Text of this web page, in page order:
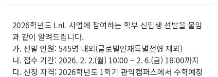
2026학년도 LnL 사업에 참여하는 학부 신입생 선발을 붙임
과 같이 알려드립니다.
가. 선발 인원: 545명 내외(글로벌인재특별전형 제외)
나. 접수 기간: 2026. 2. 2.(월) 10:00 ~ 2. 6.(금) 18:00까지
다. 신청 자격: 2026학년도 1학기 관악캠퍼스에서 수학예정